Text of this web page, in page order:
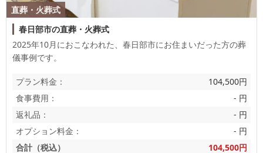
直葬・火葬式
春日部市の直葬・火葬式
2025年10月におこなわれた、 春日部市にお住まいだった方の葬
儀事例です。
プラン料金：
104,500円
食事費用：
- 円
返礼品：
- 円
オプション料金：
- 円
合計（税込）
104,500円